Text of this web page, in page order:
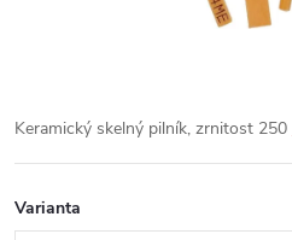
Keramický skelný pilník, zrnitost 250
Varianta